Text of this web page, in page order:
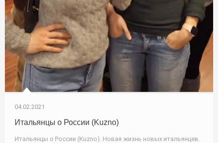
04.02.2021
Итальянцы о России (Kuzno)
Итальянцы о России (Kuzno). Новая жизнь новых итальянцев.